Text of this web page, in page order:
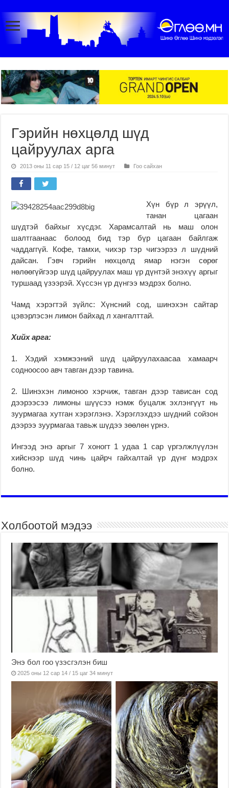
Гэрийн нөхцөлд шүд
цайруулах арга
2013 оны 11 сар 15 / 12 цаг 56 минут Гоо сайхан
Хүн бүр л эрүүл,
танан цагаан
шүдтэй байхыг хүсдэг. Харамсалтай нь маш олон
шалтгаанаас болоод бид тэр бүр цагаан байлгаж
чаддаггүй. Кофе, тамхи, чихэр тэр чигээрээ л шүдний
дайсан. Гэвч гэрийн нөхцөлд ямар нэгэн сөрөг
нөлөөгүйгээр шүд цайруулах маш үр дүнтэй энэхүү аргыг
туршаад үзээрэй. Хүссэн үр дүнгээ мэдрэх болно.
Чамд хэрэгтэй зүйлс: Хүнсний сод, шинэхэн сайтар
цэвэрлэсэн лимон байхад л хангалттай.
Хийх арга:
1. Хэдий хэмжээний шүд цайруулахаасаа хамаарч
содноосоо авч тавган дээр тавина.
2. Шинэхэн лимоноо хэрчиж, тавган дээр тависан сод
дээрээсээ лимоны шүүсээ нэмж буцалж эхлэнгүүт нь
зуурмагаа хутган хэрэглэнэ. Хэрэглэхдээ шүдний сойзон
дээрээ зуурмагаа тавьж шүдээ зөөлөн үрнэ.
Ингээд энэ аргыг 7 хоногт 1 удаа 1 сар үргэлжлүүлэн
хийснээр шүд чинь цайрч гайхалтай үр дүнг мэдрэх
болно.
Холбоотой мэдээ
Энэ бол гоо үзэсгэлэн биш
2025 оны 12 сар 14 / 15 цаг 34 минут